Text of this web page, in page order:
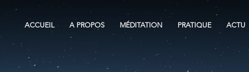
ACCUEIL A PROPOS MÉDITATION PRATIQUE ACTU